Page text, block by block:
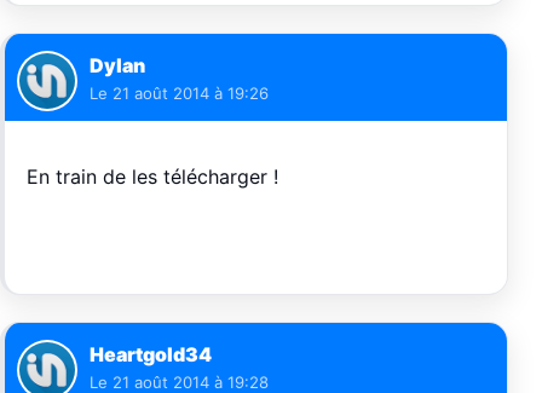
Dylan
Le 21 août 2014 à 19:26
En train de les télécharger !
Heartgold34
Le 21 août 2014 à 19:28